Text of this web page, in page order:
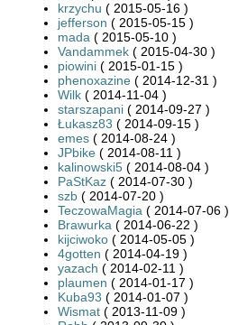
krzychu ( 2015-05-16 )
jefferson ( 2015-05-15 )
mada ( 2015-05-10 )
Vandammek ( 2015-04-30 )
piowini ( 2015-01-15 )
phenoxazine ( 2014-12-31 )
Wilk ( 2014-11-04 )
starszapani ( 2014-09-27 )
Łukasz83 ( 2014-09-15 )
emes ( 2014-08-24 )
JPbike ( 2014-08-11 )
kalinowski5 ( 2014-08-04 )
PaStKaz ( 2014-07-30 )
szb ( 2014-07-20 )
TeczowaMagia ( 2014-07-06 )
Brawurka ( 2014-06-22 )
kijciwoko ( 2014-05-05 )
4gotten ( 2014-04-19 )
yazach ( 2014-02-11 )
plaumen ( 2014-01-17 )
Kuba93 ( 2014-01-07 )
Wismat ( 2013-11-09 )